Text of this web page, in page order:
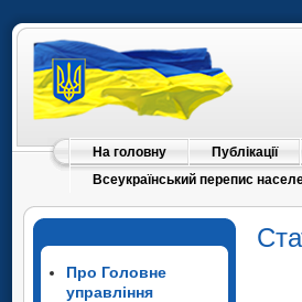
На головну Публікації
Всеукраїнський перепис
Про Головне
управління